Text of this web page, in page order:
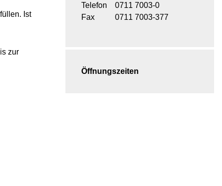
Ist
zur
Telefon
0711 7003-0
Fax
0711 7003-377
Öffnungszeiten